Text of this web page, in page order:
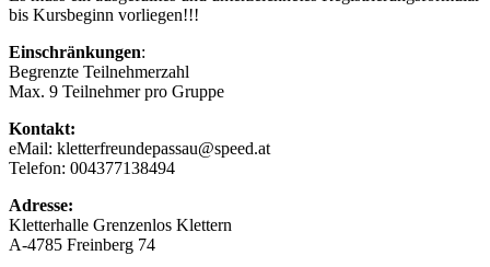
bis Kursbeginn vorliegen!!!
Einschränkungen:
Begrenzte Teilnehmerzahl
Max. 9 Teilnehmer pro Gruppe
Kontakt:
eMail: kletterfreundepassau@speed.at
Telefon: 004377138494
Adresse:
Kletterhalle Grenzenlos Klettern
A-4785 Freinberg 74